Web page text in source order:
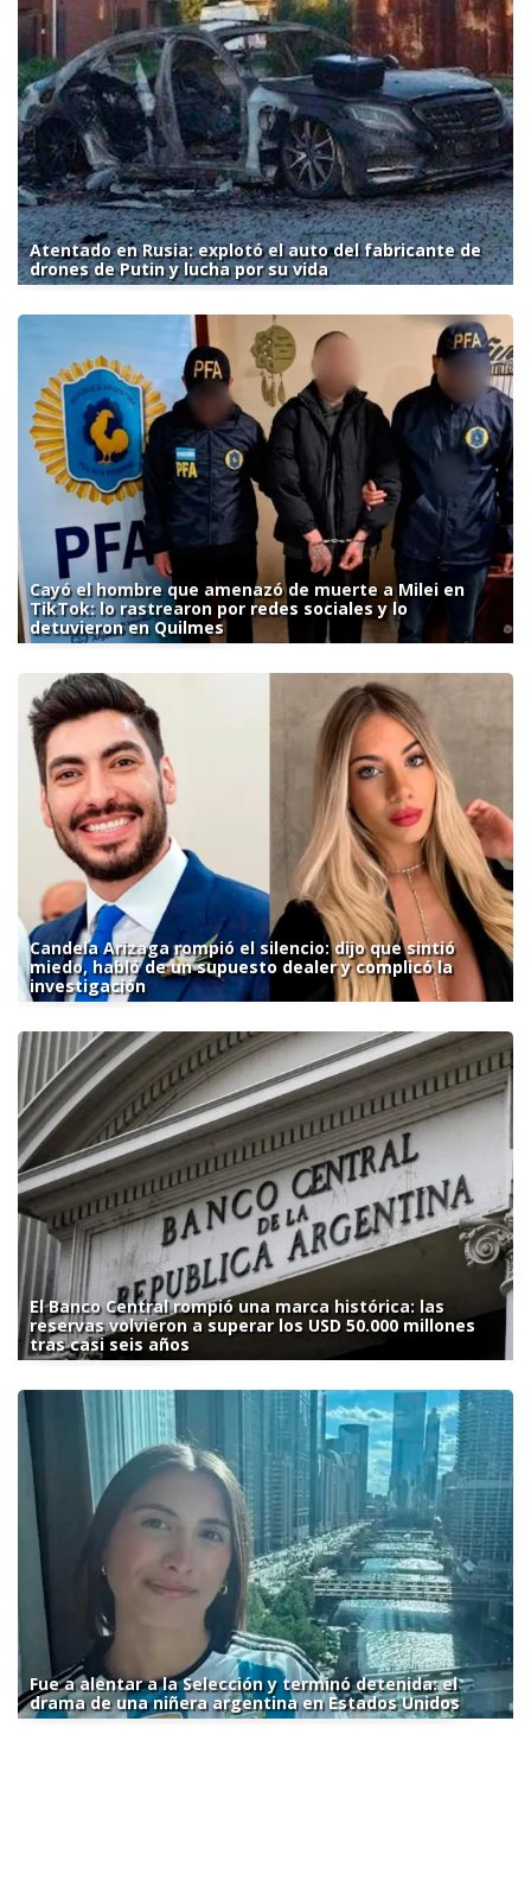
Atentado en Rusia: explotó el auto del fabricante de
drones de Putin y lucha por su vida
Cayó el hombre que amenazó de muerte a Milei en
TikTok: lo rastrearon por redes sociales y lo
detuvieron en Quilmes
Candela Arizaga rompió el silencio: dijo que sintió
miedo, habló de un supuesto dealer y complicó la
investigación
El Banco Central rompió una marca histórica: las
reservas volvieron a superar los USD 50.000 millones
tras casi seis años
Fue a alentar a la Selección y terminó detenida: el
drama de una niñera argentina en Estados Unidos